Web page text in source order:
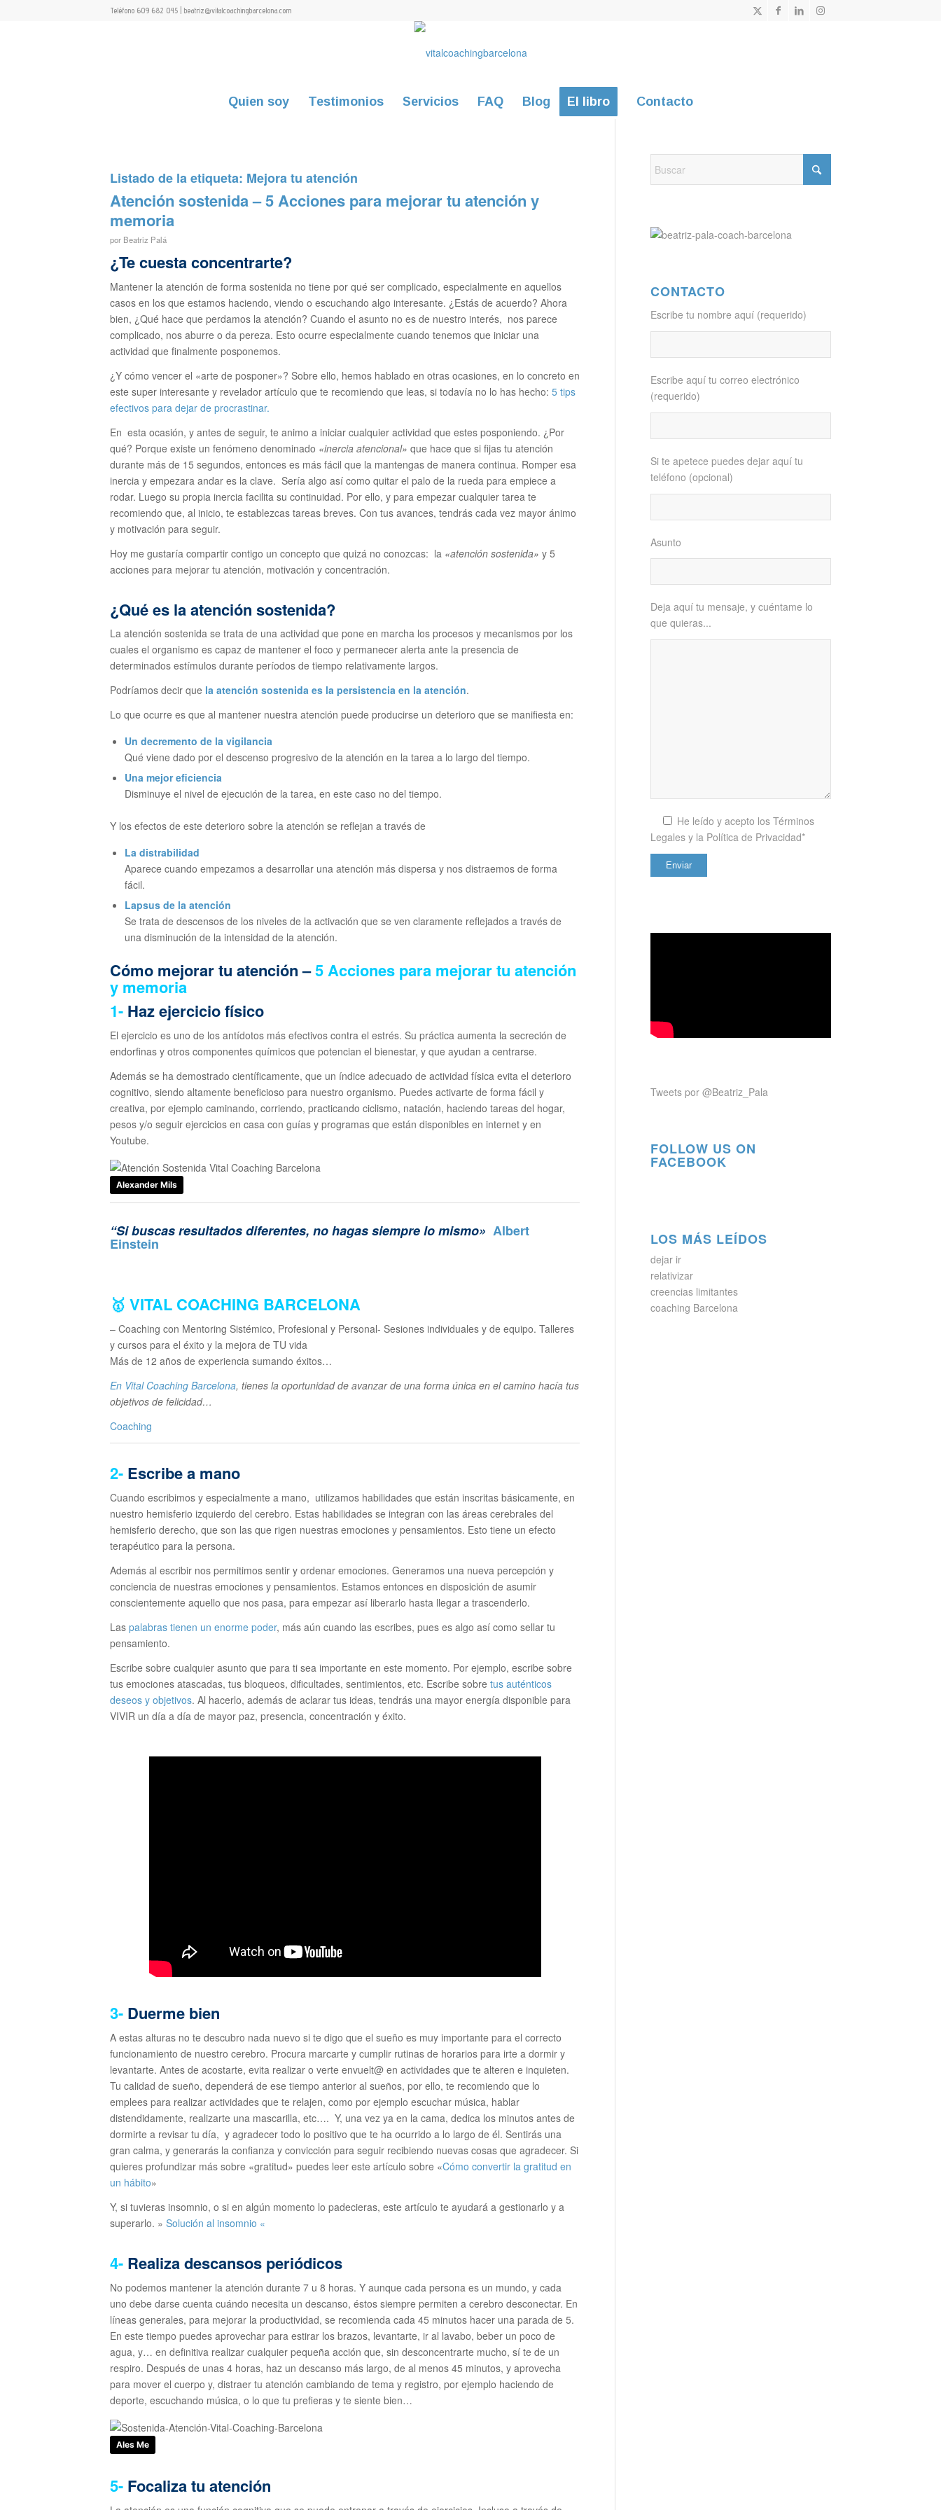
Teléfono 609 682 045 | beatriz@vitalcoachingbarcelona.com
Quien soy Testimonios Servicios FAQ Blog El libro Contacto
Listado de la etiqueta: Mejora tu atención
Atención sostenida – 5 Acciones para mejorar tu atención y
memoria
por Beatriz Palá
¿Te cuesta concentrarte?
Mantener la atención de forma sostenida no tiene por qué ser complicado, especialmente en aquellos
casos en los que estamos haciendo, viendo o escuchando algo interesante. ¿Estás de acuerdo? Ahora
bien, ¿Qué hace que perdamos la atención? Cuando el asunto no es de nuestro interés, nos parece
complicado, nos aburre o da pereza. Esto ocurre especialmente cuando tenemos que iniciar una
actividad que finalmente posponemos.
¿Y cómo vencer el «arte de posponer»? Sobre ello, hemos hablado en otras ocasiones, en lo concreto en
este super interesante y revelador artículo que te recomiendo que leas, si todavía no lo has hecho: 5 tips
efectivos para dejar de procrastinar.
En esta ocasión, y antes de seguir, te animo a iniciar cualquier actividad que estes posponiendo. ¿Por
qué? Porque existe un fenómeno denominado «inercia atencional» que hace que si fijas tu atención
durante más de 15 segundos, entonces es más fácil que la mantengas de manera continua. Romper esa
inercia y empezara andar es la clave. Sería algo así como quitar el palo de la rueda para empiece a
rodar. Luego su propia inercia facilita su continuidad. Por ello, y para empezar cualquier tarea te
recomiendo que, al inicio, te establezcas tareas breves. Con tus avances, tendrás cada vez mayor ánimo
y motivación para seguir.
Hoy me gustaría compartir contigo un concepto que quizá no conozcas: la «atención sostenida» y 5
acciones para mejorar tu atención, motivación y concentración.
¿Qué es la atención sostenida?
La atención sostenida se trata de una actividad que pone en marcha los procesos y mecanismos por los
cuales el organismo es capaz de mantener el foco y permanecer alerta ante la presencia de
determinados estímulos durante períodos de tiempo relativamente largos.
Podríamos decir que la atención sostenida es la persistencia en la atención.
Lo que ocurre es que al mantener nuestra atención puede producirse un deterioro que se manifiesta en:
Un decremento de la vigilancia
Qué viene dado por el descenso progresivo de la atención en la tarea a lo largo del tiempo.
Una mejor eficiencia
Disminuye el nivel de ejecución de la tarea, en este caso no del tiempo.
Y los efectos de este deterioro sobre la atención se reflejan a través de
La distrabilidad
Aparece cuando empezamos a desarrollar una atención más dispersa y nos distraemos de forma
fácil.
Lapsus de la atención
Se trata de descensos de los niveles de la activación que se ven claramente reflejados a través de
una disminución de la intensidad de la atención.
Cómo mejorar tu atención –5 Acciones para mejorar tu atención
y memoria
1- Haz ejercicio físico
El ejercicio es uno de los antídotos más efectivos contra el estrés. Su práctica aumenta la secreción de
endorfinas y otros componentes químicos que potencian el bienestar, y que ayudan a centrarse.
Además se ha demostrado científicamente, que un índice adecuado de actividad física evita el deterioro
cognitivo, siendo altamente beneficioso para nuestro organismo. Puedes activarte de forma fácil y
creativa, por ejemplo caminando, corriendo, practicando ciclismo, natación, haciendo tareas del hogar,
pesos y/o seguir ejercicios en casa con guías y programas que están disponibles en internet y en
Youtube.
Alexander Mils
“Si buscas resultados diferentes, no hagas siempre lo mismo» Albert
Einstein
🥇 VITAL COACHING BARCELONA
– Coaching con Mentoring Sistémico, Profesional y Personal- Sesiones individuales y de equipo. Talleres
y cursos para el éxito y la mejora de TU vida
Más de 12 años de experiencia sumando éxitos…
En Vital Coaching Barcelona, tienes la oportunidad de avanzar de una forma única en el camino hacía tus
objetivos de felicidad…
Coaching
2- Escribe a mano
Cuando escribimos y especialmente a mano, utilizamos habilidades que están inscritas básicamente, en
nuestro hemisferio izquierdo del cerebro. Estas habilidades se integran con las áreas cerebrales del
hemisferio derecho, que son las que rigen nuestras emociones y pensamientos. Esto tiene un efecto
terapéutico para la persona.
Además al escribir nos permitimos sentir y ordenar emociones. Generamos una nueva percepción y
conciencia de nuestras emociones y pensamientos. Estamos entonces en disposición de asumir
conscientemente aquello que nos pasa, para empezar así liberarlo hasta llegar a trascenderlo.
Las palabras tienen un enorme poder, más aún cuando las escribes, pues es algo así como sellar tu
pensamiento.
Escribe sobre cualquier asunto que para ti sea importante en este momento. Por ejemplo, escribe sobre
tus emociones atascadas, tus bloqueos, dificultades, sentimientos, etc. Escribe sobre tus auténticos
deseos y objetivos. Al hacerlo, además de aclarar tus ideas, tendrás una mayor energía disponible para
VIVIR un día a día de mayor paz, presencia, concentración y éxito.
3- Duerme bien
A estas alturas no te descubro nada nuevo si te digo que el sueño es muy importante para el correcto
funcionamiento de nuestro cerebro. Procura marcarte y cumplir rutinas de horarios para irte a dormir y
levantarte. Antes de acostarte, evita realizar o verte envuelt@ en actividades que te alteren e inquieten.
Tu calidad de sueño, dependerá de ese tiempo anterior al sueños, por ello, te recomiendo que lo
emplees para realizar actividades que te relajen, como por ejemplo escuchar música, hablar
distendidamente, realizarte una mascarilla, etc…. Y, una vez ya en la cama, dedica los minutos antes de
dormirte a revisar tu día, y agradecer todo lo positivo que te ha ocurrido a lo largo de él. Sentirás una
gran calma, y generarás la confianza y convicción para seguir recibiendo nuevas cosas que agradecer. Si
quieres profundizar más sobre «gratitud» puedes leer este artículo sobre «Cómo convertir la gratitud en
un hábito»
Y, si tuvieras insomnio, o si en algún momento lo padecieras, este artículo te ayudará a gestionarlo y a
superarlo. » Solución al insomnio «
4- Realiza descansos periódicos
No podemos mantener la atención durante 7 u 8 horas. Y aunque cada persona es un mundo, y cada
uno debe darse cuenta cuándo necesita un descanso, éstos siempre permiten a cerebro desconectar. En
líneas generales, para mejorar la productividad, se recomienda cada 45 minutos hacer una parada de 5.
En este tiempo puedes aprovechar para estirar los brazos, levantarte, ir al lavabo, beber un poco de
agua, y… en definitiva realizar cualquier pequeña acción que, sin desconcentrarte mucho, sí te de un
respiro. Después de unas 4 horas, haz un descanso más largo, de al menos 45 minutos, y aprovecha
para mover el cuerpo y, distraer tu atención cambiando de tema y registro, por ejemplo haciendo de
deporte, escuchando música, o lo que tu prefieras y te siente bien…
Ales Me
5- Focaliza tu atención
CONTACTO
Escribe tu nombre aquí (requerido)
Escribe aquí tu correo electrónico
(requerido)
Si te apetece puedes dejar aquí tu
teléfono (opcional)
Asunto
Deja aquí tu mensaje, y cuéntame lo
que quieras...
He leído y acepto los Términos
Legales y la Política de Privacidad*
Tweets por @Beatriz_Pala
FOLLOW US ON
FACEBOOK
LOS MÁS LEÍDOS
dejar ir
relativizar
creencias limitantes
coaching Barcelona